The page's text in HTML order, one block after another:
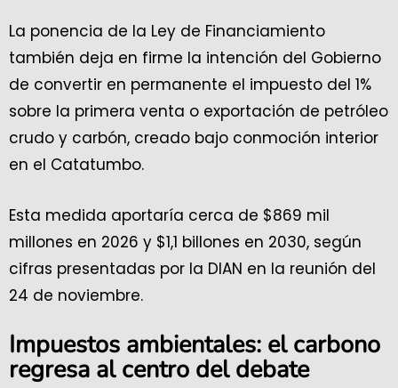
La ponencia de la Ley de Financiamiento
también deja en firme la intención del Gobierno
de convertir en permanente el impuesto del 1%
sobre la primera venta o exportación de petróleo
crudo y carbón, creado bajo conmoción interior
en el Catatumbo.
Esta medida aportaría cerca de $869 mil
millones en 2026 y $1,1 billones en 2030, según
cifras presentadas por la DIAN en la reunión del
24 de noviembre.
Impuestos ambientales: el carbono
regresa al centro del debate